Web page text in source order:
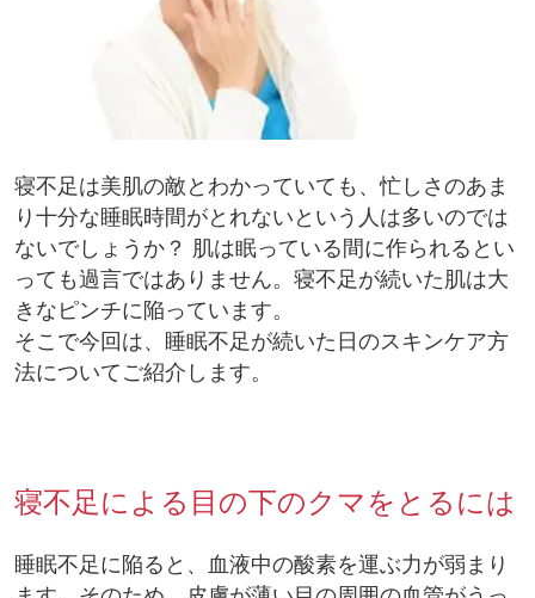
寝不足は美肌の敵とわかっていても、忙しさのあま
り十分な睡眠時間がとれないという人は多いのでは
ないでしょうか？ 肌は眠っている間に作られるとい
っても過言ではありません。寝不足が続いた肌は大
きなピンチに陥っています。
そこで今回は、睡眠不足が続いた日のスキンケア方
法についてご紹介します。
寝不足による目の下のクマをとるには
睡眠不足に陥ると、血液中の酸素を運ぶ力が弱まり